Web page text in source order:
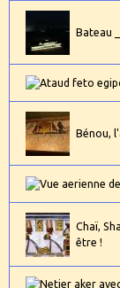
Bateau
Bénou,
Chaï,
être !